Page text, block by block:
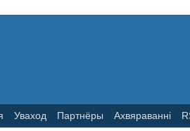
Уваход Партнёры Ахвяраванні